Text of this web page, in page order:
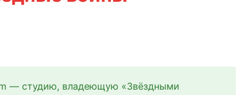
— студию, владеющую «Звёздными